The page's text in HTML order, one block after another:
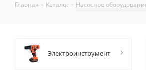
Главная - Каталог - Насосное
Электроинструмент